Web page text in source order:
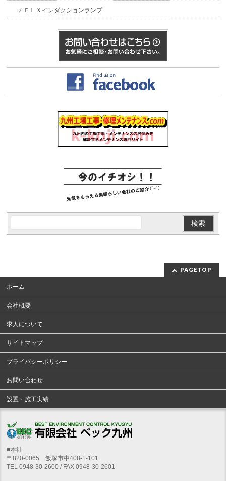
ＥＬＸインダクションランプ
PAGETOP
ホーム
会社概要
求人について
サイトマップ
プライバシーポリシー
お問い合わせ
設置・施工実績
■本社
〒820-0065 飯塚市中408-1-101
TEL 0948-30-2600 / FAX 0948-30-2601